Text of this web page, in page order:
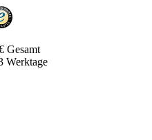
Gesamt
Werktage